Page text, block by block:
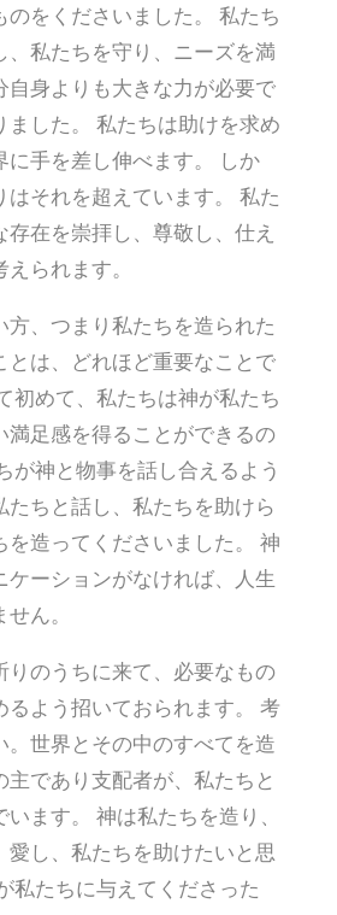
のをくださいました。 私たち
、私たちを守り、ニーズを満
自身よりも大きな力が必要で
ました。 私たちは助けを求め
に手を差し伸べます。 しか
はそれを超えています。 私た
在を崇拝し、尊敬し、仕え
られます。
方、つまり私たちを造られた
とは、どれほど重要なことで
初めて、私たちは神が私たち
満足感を得ることができるの
が神と物事を話し合えるよう
たちと話し、私たちを助けら
を造ってくださいました。 神
ケーションがなければ、人生
ん。
りのうちに来て、必要なもの
るよう招いておられます。 考
。世界とその中のすべてを造
主であり支配者が、私たちと
ます。 神は私たちを造り、
愛し、私たちを助けたいと思
私たちに与えてくださった